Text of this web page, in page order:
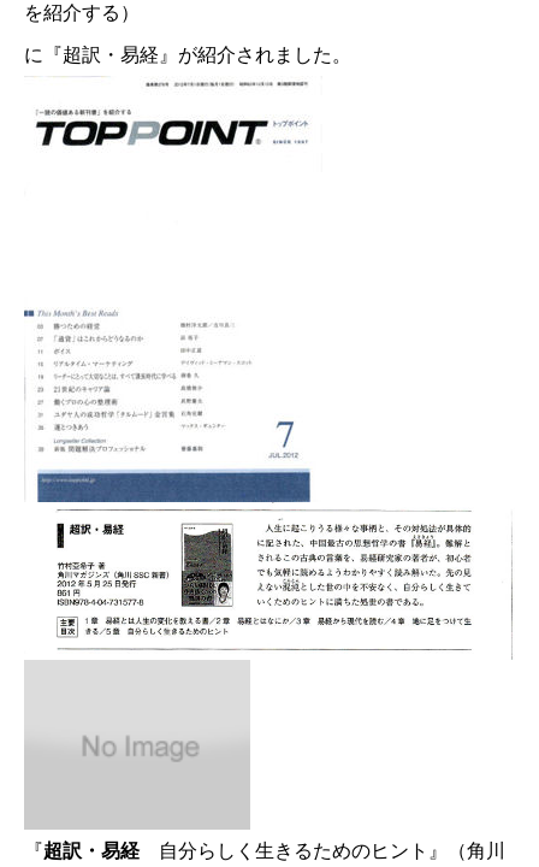
を紹介する）
に『超訳・易経』が紹介されました。
『超訳・易経 自分らしく生きるためのヒント』（角川